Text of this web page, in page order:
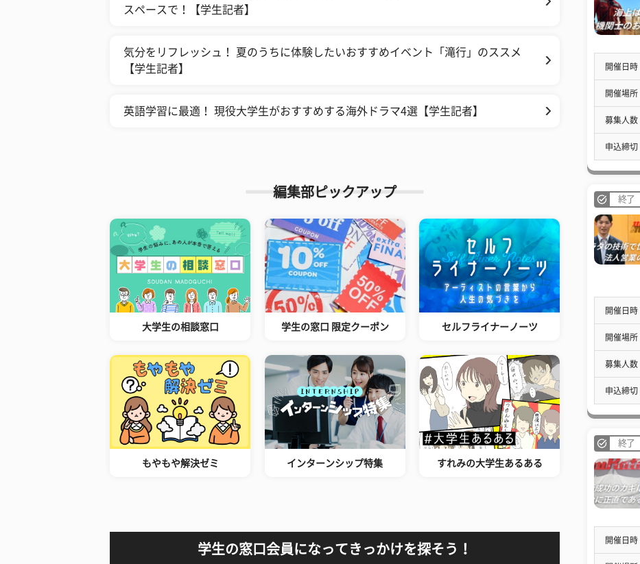
スペースで！【学生記者】
気分をリフレッシュ！ 夏のうちに体験したいおすすめイベント「滝行」のススメ
【学生記者】
英語学習に最適！ 現役大学生がおすすめする海外ドラマ4選【学生記者】
編集部ピックアップ
大学生の相談窓口 学生の窓口 限定クーポン セルフライナーノーツ
もやもや解決ゼミ インターンシップ特集 すれみの大学生あるある
学生の窓口会員になってきっかけを探そう！
開催日時
開催場所
募集人数
申込締切
終了
開催日時
開催場所
募集人数
申込締切
終了
開催日時